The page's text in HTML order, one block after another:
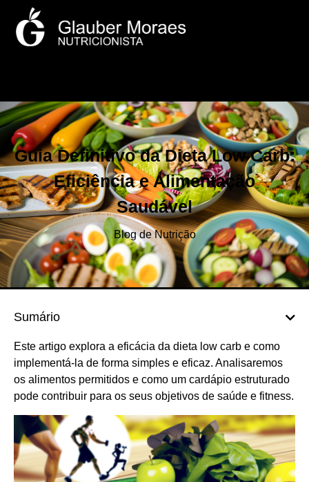
Guia Definitivo da Dieta Low Carb:
Eficiência e Alimentação
Saudável
Blog de Nutrição
Sumário
Este artigo explora a eficácia da dieta low carb e como
implementá-la de forma simples e eficaz. Analisaremos
os alimentos permitidos e como um cardápio estruturado
pode contribuir para os seus objetivos de saúde e fitness.